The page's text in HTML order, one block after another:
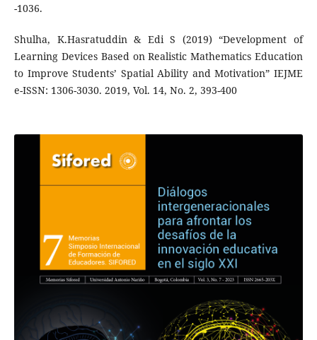
-1036.
Shulha, K.Hasratuddin & Edi S (2019) “Development of
Learning Devices Based on Realistic Mathematics Education
to Improve Students’ Spatial Ability and Motivation” IEJME
e-ISSN: 1306-3030. 2019, Vol. 14, No. 2, 393-400